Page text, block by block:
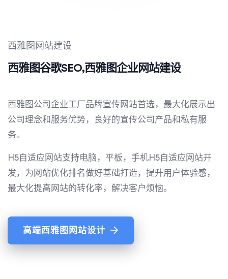
西雅图网站建设
西雅图谷歌SEO,西雅图企业网站建设
西雅图公司企业工厂品牌宣传网站首选，最大化展示出
公司理念和服务优势，良好的宣传公司产品和私有服
务。
H5自适应网站支持电脑，平板，手机H5自适应网站开
发，为网站优化排名做好基础打造，提升用户体验感，
最大化提高网站的转化率，解决客户烦恼。
高端西雅图网站设计